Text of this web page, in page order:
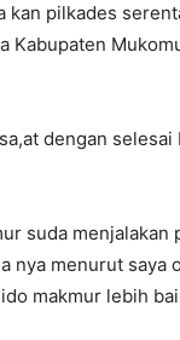
kan pilkades
Kabupaten
dengan selesai
suda menjalakan
nya menurut saya
makmur lebih